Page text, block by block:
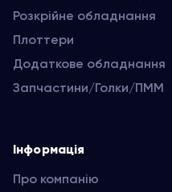
Розкрійне обладнання
Плоттери
Додаткове обладнання
Запчастини/Голки/ПММ
Інформація
Про компанію